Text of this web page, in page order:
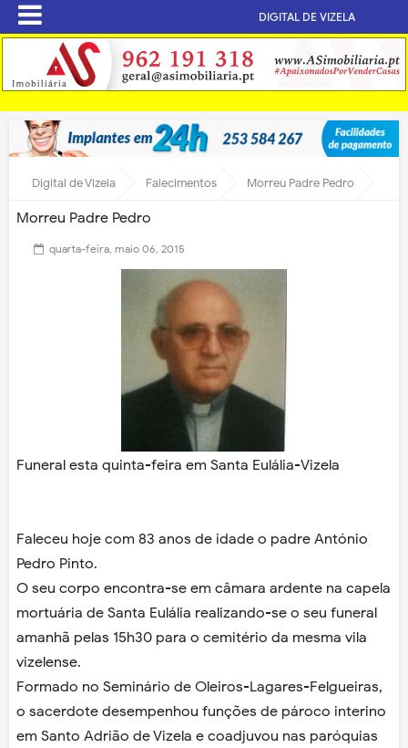
DIGITAL DE VIZELA
Digital de Vizela Falecimentos Morreu Padre Pedro
Morreu Padre Pedro
quarta-feira, maio 06, 2015
Funeral esta quinta-feira em Santa Eulália-Vizela
Faleceu hoje com 83 anos de idade o padre António
Pedro Pinto.
O seu corpo encontra-se em câmara ardente na capela
mortuária de Santa Eulália realizando-se o seu funeral
amanhã pelas 15h30 para o cemitério da mesma vila
vizelense.
Formado no Seminário de Oleiros-Lagares-Felgueiras,
o sacerdote desempenhou funções de pároco interino
em Santo Adrião de Vizela e coadjuvou nas paróquias